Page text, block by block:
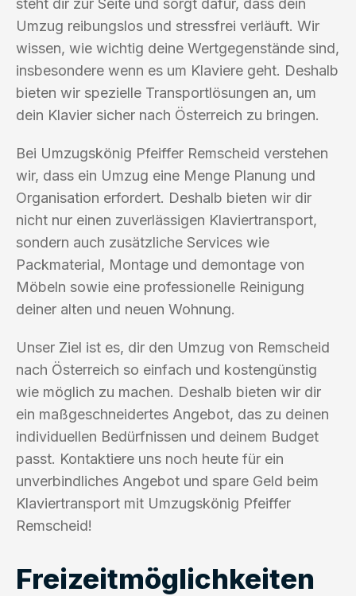
steht dir zur Seite und sorgt dafür, dass dein
Umzug reibungslos und stressfrei verläuft. Wir
wissen, wie wichtig deine Wertgegenstände sind,
insbesondere wenn es um Klaviere geht. Deshalb
bieten wir spezielle Transportlösungen an, um
dein Klavier sicher nach Österreich zu bringen.
Bei Umzugskönig Pfeiffer Remscheid verstehen
wir, dass ein Umzug eine Menge Planung und
Organisation erfordert. Deshalb bieten wir dir
nicht nur einen zuverlässigen Klaviertransport,
sondern auch zusätzliche Services wie
Packmaterial, Montage und demontage von
Möbeln sowie eine professionelle Reinigung
deiner alten und neuen Wohnung.
Unser Ziel ist es, dir den Umzug von Remscheid
nach Österreich so einfach und kostengünstig
wie möglich zu machen. Deshalb bieten wir dir
ein maßgeschneidertes Angebot, das zu deinen
individuellen Bedürfnissen und deinem Budget
passt. Kontaktiere uns noch heute für ein
unverbindliches Angebot und spare Geld beim
Klaviertransport mit Umzugskönig Pfeiffer
Remscheid!
Freizeitmöglichkeiten